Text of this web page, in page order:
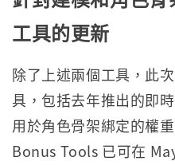
工具的更新
除了上述兩個工具，此
具，包括去年推出的即
用於角色骨架綁定的權
Bonus Tools 已可在